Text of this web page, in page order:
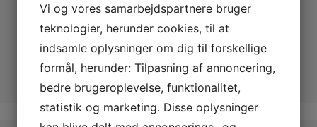
Vi og vores samarbejdspartnere bruger
teknologier, herunder cookies, til at
indsamle oplysninger om dig til forskellige
formål, herunder: Tilpasning af annoncering,
bedre brugeroplevelse, funktionalitet,
statistik og marketing. Disse oplysninger